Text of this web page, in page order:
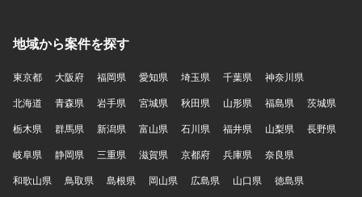
地域から案件を探す
東京都 大阪府 福岡県 愛知県 埼玉県 千葉県
神奈川県
北海道
青森県 岩手県 宮城県 秋田県 山形県 福島県
茨城県
栃木県
群馬県 新潟県 富山県 石川県 福井県 山梨県
長野県
岐阜県
静岡県 三重県 滋賀県 京都府 兵庫県
奈良県
和歌山県
鳥取県 島根県 岡山県 広島県 山口県 徳島県